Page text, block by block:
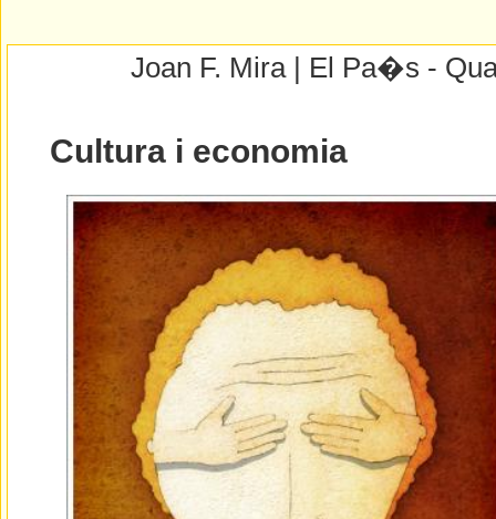
Joan F. Mira | El Pa�s -
Cultura i economia